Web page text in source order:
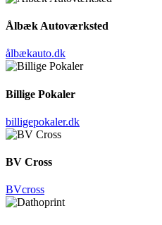
Ålbæk Autoværksted
ålbækauto.dk
Billige Pokaler
billigepokaler.dk
BV Cross
BVcross